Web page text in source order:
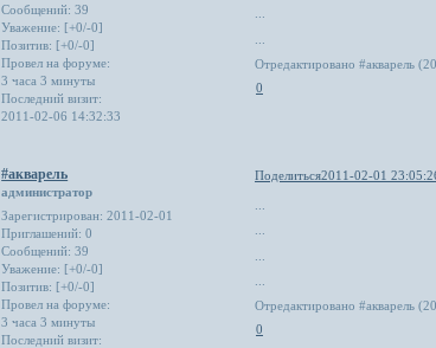
Сообщений: 39
Уважение: [+0/-0]
Позитив: [+0/-0]
Провел на форуме:
3 часа 3 минуты
Последний визит:
2011-02-06 14:32:33
...
Отредактировано #акварель
0
Поделиться2011-02-01
#акварель
администратор
Зарегистрирован: 2011-02-01
Приглашений: 0
Сообщений: 39
Уважение: [+0/-0]
Позитив: [+0/-0]
Провел на форуме:
3 часа 3 минуты
Последний визит:
...
Отредактировано #акварель
0